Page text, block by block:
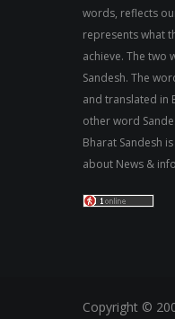
words, reflects
represents what
achieve. The two
Sandesh. The
and translated in
other word
Bharat Sandesh
about News &
Copyright ©